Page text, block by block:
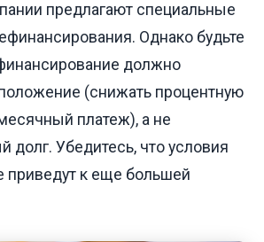
предлагают специальные
Однако будьте
должно
(снижать процентную
платеж), а не
долг. Убедитесь, что условия
приведут к еще большей